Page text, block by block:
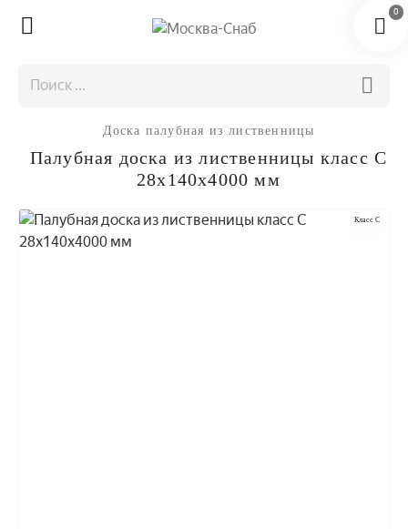
0
Доска палубная из лиственницы
Палубная доска из лиственницы класс С
28x140x4000 мм
Класс C